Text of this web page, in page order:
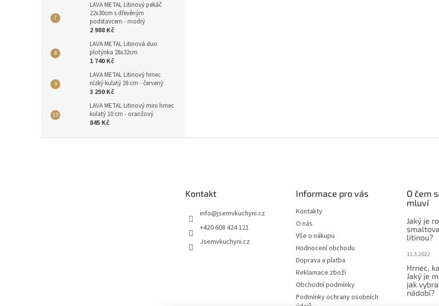
LAVA METAL Litinový pekáč
22x30cm s dřevěným
podstavcem - modrý
2 988 Kč
LAVA METAL Litinová duo
plotýnka 26x32cm
1 740 Kč
LAVA METAL Litinový hrnec
nízký kulatý 28 cm - červený
3 250 Kč
LAVA METAL Litinový mini hrnec
kulatý 10 cm - oranžový
845 Kč
Kontakt
info@jsemvkuchyni.cz
+420 608 424 121
Jsemvkuchyni.cz
Informace pro vás
Kontakty
O nás
Vše o nákupu
Hodnocení obchodu
Doprava a platba
Reklamace zboží
Obchodní podmínky
Podmínky ochrany osobních
O čem
mluví
Jaký je
litinou?
11.3.2022
Hrnec,
Jaký je
jak
nádobí?